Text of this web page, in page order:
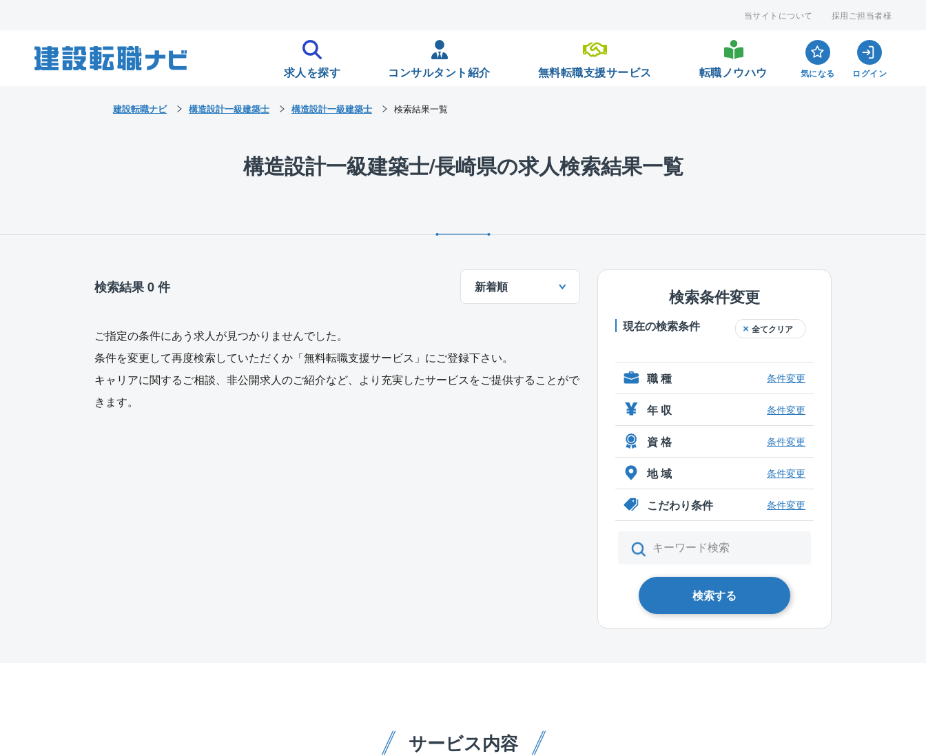
当サイトについて 採用ご担当者様
求人を探す コンサルタント紹介 無料転職支援サービス 転職ノウハウ 気になる ログイン
構造設計一級建築士/長崎県の求人検索結果一覧
検索結果 0 件 新着順
ご指定の条件にあう求人が見つかりませんでした。
条件を変更して再度検索していただくか「無料転職支援サービス」にご登録下さい。
キャリアに関するご相談、非公開求人のご紹介など、より充実したサービスをご提供することがで
きます。
検索条件変更
現在の検索条件 全てクリア
職 種 条件変更
年 収 条件変更
資 格 条件変更
地 域 条件変更
こだわり条件 条件変更
検索する
サービス内容
建設転職ナビ 構造設計一級建築士 構造設計一級建築士 検索結果一覧